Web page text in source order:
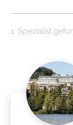
1 Spezialist